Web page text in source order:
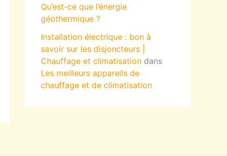
Qu’est-ce que l’énergie
géothermique ?
Installation électrique : bon à
savoir sur les disjoncteurs |
Chauffage et climatisation dans
Les meilleurs appareils de
chauffage et de climatisation